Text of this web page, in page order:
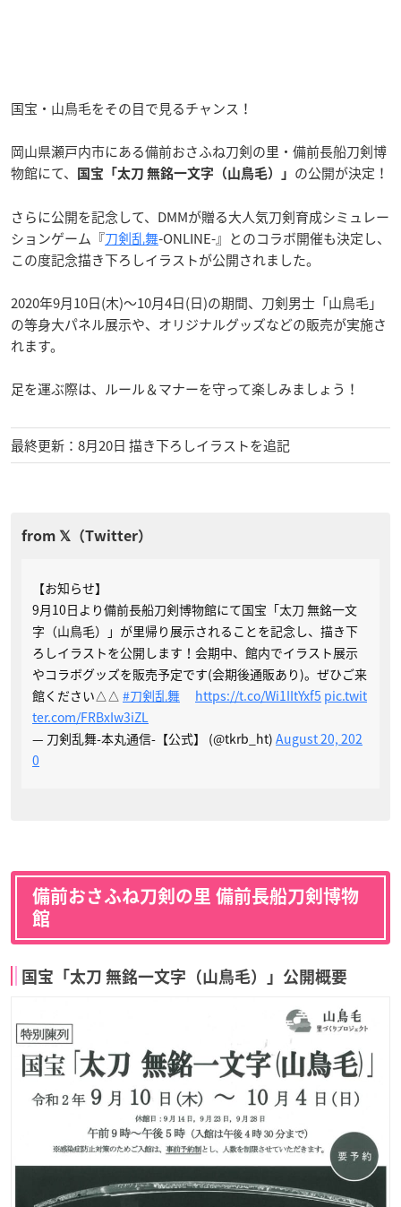
国宝・山鳥毛をその目で見るチャンス！
岡山県瀬戸内市にある備前おさふね刀剣の里・備前長船刀剣博
物館にて、
国宝「太刀 無銘一文字（山鳥毛）」 の公開が決定！
さらに公開を記念して、DMMが贈る大人気刀剣育成シミュレー
ションゲーム『刀剣乱舞-ONLINE-』とのコラボ開催も決定し、
この度記念描き下ろしイラストが公開されました。
2020年9月10日(木)～10月4日(日)の期間、刀剣男士「山鳥毛」
の等身大パネル展示や、オリジナルグッズなどの販売が実施さ
れます。
足を運ぶ際は、ルール＆マナーを守って楽しみましょう！
最終更新：8月20日 描き下ろしイラストを追記
【お知らせ】
9月10日より備前長船刀剣博物館にて国宝「太刀 無銘一文
字（山鳥毛）」が里帰り展示されることを記念し、描き下
ろしイラストを公開します！会期中、館内でイラスト展示
やコラボグッズを販売予定です(会期後通販あり)。ぜひご来
館ください△△ #刀剣乱舞 https://t.co/Wi1IItYxf5 pic.twit
ter.com/FRBxIw3iZL
— 刀剣乱舞-本丸通信-【公式】 (@tkrb_ht) August 20, 202
0
備前おさふね刀剣の里 備前長船刀剣博物
館
国宝「太刀 無銘一文字（山鳥毛）」公開概要